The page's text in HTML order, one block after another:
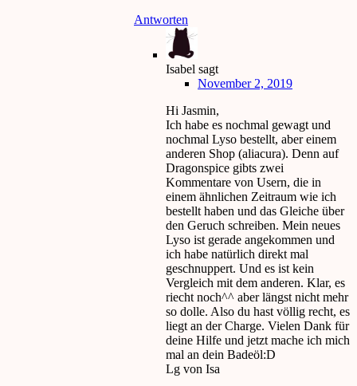
Antworten
Isabel sagt
November 2, 2019
Hi Jasmin,
Ich habe es nochmal gewagt und
nochmal Lyso bestellt, aber einem
anderen Shop (aliacura). Denn auf
Dragonspice gibts zwei
Kommentare von Usern, die in
einem ähnlichen Zeitraum wie ich
bestellt haben und das Gleiche über
den Geruch schreiben. Mein neues
Lyso ist gerade angekommen und
ich habe natürlich direkt mal
geschnuppert. Und es ist kein
Vergleich mit dem anderen. Klar, es
riecht noch^^ aber längst nicht mehr
so dolle. Also du hast völlig recht, es
liegt an der Charge. Vielen Dank für
deine Hilfe und jetzt mache ich mich
mal an dein Badeöl:D
Lg von Isa